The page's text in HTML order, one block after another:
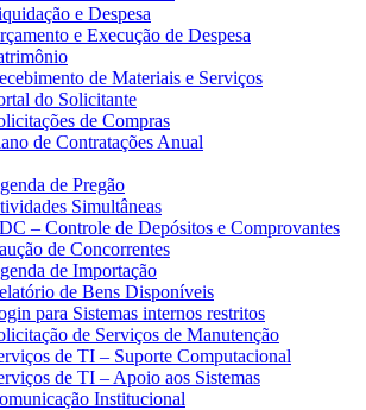
e Despesa
e Execução de Despesa
de Materiais e Serviços
do Solicitante
de Compras
de Contratações Anual
de Pregão
Simultâneas
– Controle de Depósitos e Comprovantes
de Concorrentes
de Importação
de Bens Disponíveis
para Sistemas internos restritos
de Serviços de Manutenção
de TI – Suporte Computacional
de TI – Apoio aos Sistemas
Institucional